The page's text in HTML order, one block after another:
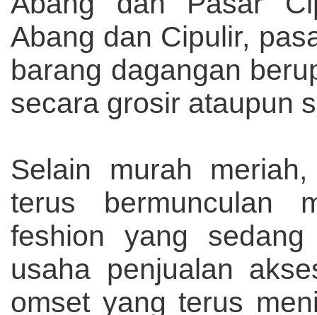
Abang dan Cipulir,
barang dagangan
secara grosir ataupun
Selain murah
terus bermunculan
feshion yang
usaha penjualan
omset yang terus